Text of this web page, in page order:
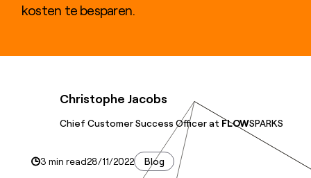
kosten te besparen.
Christophe Jacobs
Chief Customer Success Officer at FLOWSPARKS
3 min read28/11/2022 Blog